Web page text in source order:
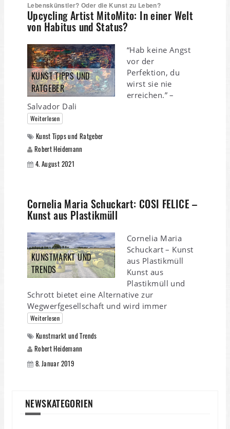
Lebenskünstler? Oder die Kunst zu Leben?
Upcycling Artist MitoMito: In einer Welt
von Habitus und Status?
KUNST TIPPS UND
RATGEBER
“Hab keine Angst
vor der
Perfektion, du
wirst sie nie
erreichen.” –
Salvador Dali
Weiterlesen
Kunst Tipps und Ratgeber
Robert Heidemann
4. August 2021
Cornelia Maria Schuckart: COSI FELICE –
Kunst aus Plastikmüll
KUNSTMARKT UND
TRENDS
Cornelia Maria
Schuckart – Kunst
aus Plastikmüll
Kunst aus
Plastikmüll und
Schrott bietet eine Alternative zur
Wegwerfgesellschaft und wird immer
Weiterlesen
Kunstmarkt und Trends
Robert Heidemann
8. Januar 2019
NEWSKATEGORIEN